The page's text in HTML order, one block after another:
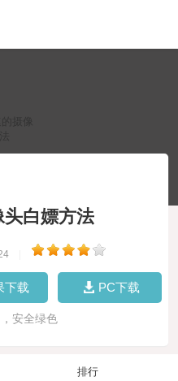
白嫖方法
下载 PC下载
安全绿色
排行